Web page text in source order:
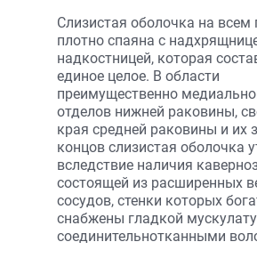
Слизистая оболочка на всем
плотно спаяна с
надкостницей, которая
единое целое. В области
преимущественно
отделов нижней раковины,
края средней раковины и их
концов слизистая оболочка
вследствие наличия
состоящей из расширенных
сосудов, стенки которых
снабжены гладкой
соединительнотканными